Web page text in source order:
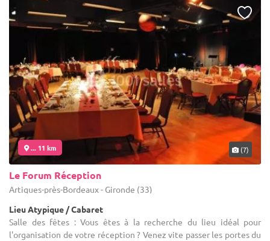
... 11 km (7)
Le Forum Réception
Artigues-près-Bordeaux - Gironde (33)
Lieu Atypique / Cabaret
Salle des fêtes : Vous êtes à la recherche du lieu idéal pour
l'organisation de votre réception ? Venez vite passer les portes du